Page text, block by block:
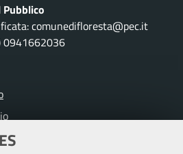
comunedifloresta@pec.it
0941662036